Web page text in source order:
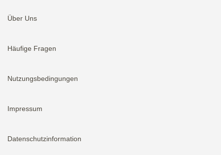
Über Uns
Häufige Fragen
Nutzungsbedingungen
Impressum
Datenschutzinformation